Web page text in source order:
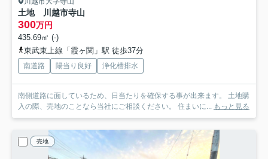
土地 川越市寺山
300万円
435.69㎡ (-)
東武東上線「霞ヶ関」駅 徒歩37分
南道路 陽当り良好 浄化槽排水
南側道路に面しているため、日当たりを確保する事が出来ます。 土地購
入の際、売地のことなら当社にご相談ください。 住まいに... もっと見る
売地